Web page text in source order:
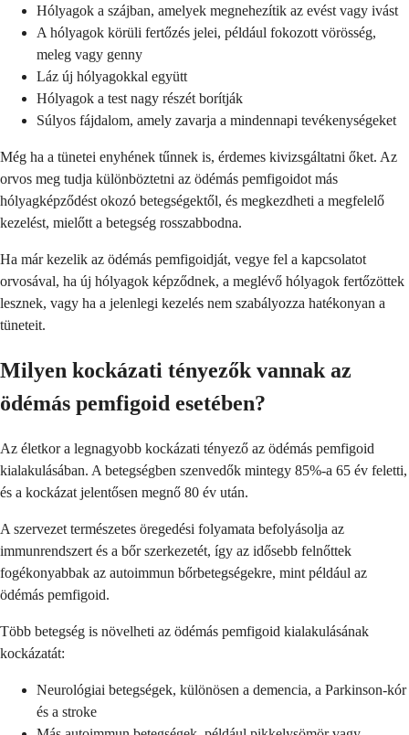
Hólyagok a szájban, amelyek megnehezítik az evést vagy ivást
A hólyagok körüli fertőzés jelei, például fokozott vörösség,
meleg vagy genny
Láz új hólyagokkal együtt
Hólyagok a test nagy részét borítják
Súlyos fájdalom, amely zavarja a mindennapi tevékenységeket
Még ha a tünetei enyhének tűnnek is, érdemes kivizsgáltatni őket. Az
orvos meg tudja különböztetni az ödémás pemfigoidot más
hólyagképződést okozó betegségektől, és megkezdheti a megfelelő
kezelést, mielőtt a betegség rosszabbodna.
Ha már kezelik az ödémás pemfigoidját, vegye fel a kapcsolatot
orvosával, ha új hólyagok képződnek, a meglévő hólyagok fertőzöttek
lesznek, vagy ha a jelenlegi kezelés nem szabályozza hatékonyan a
tüneteit.
Milyen kockázati tényezők vannak az
ödémás pemfigoid esetében?
Az életkor a legnagyobb kockázati tényező az ödémás pemfigoid
kialakulásában. A betegségben szenvedők mintegy 85%-a 65 év feletti,
és a kockázat jelentősen megnő 80 év után.
A szervezet természetes öregedési folyamata befolyásolja az
immunrendszert és a bőr szerkezetét, így az idősebb felnőttek
fogékonyabbak az autoimmun bőrbetegségekre, mint például az
ödémás pemfigoid.
Több betegség is növelheti az ödémás pemfigoid kialakulásának
kockázatát:
Neurológiai betegségek, különösen a demencia, a Parkinson-kór
és a stroke